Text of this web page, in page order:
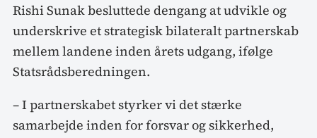
Rishi Sunak besluttede dengang at udvikle og
underskrive et strategisk bilateralt partnerskab
mellem landene inden årets udgang, ifølge
Statsrådsberedningen.
– I partnerskabet styrker vi det stærke
samarbejde inden for forsvar og sikkerhed,